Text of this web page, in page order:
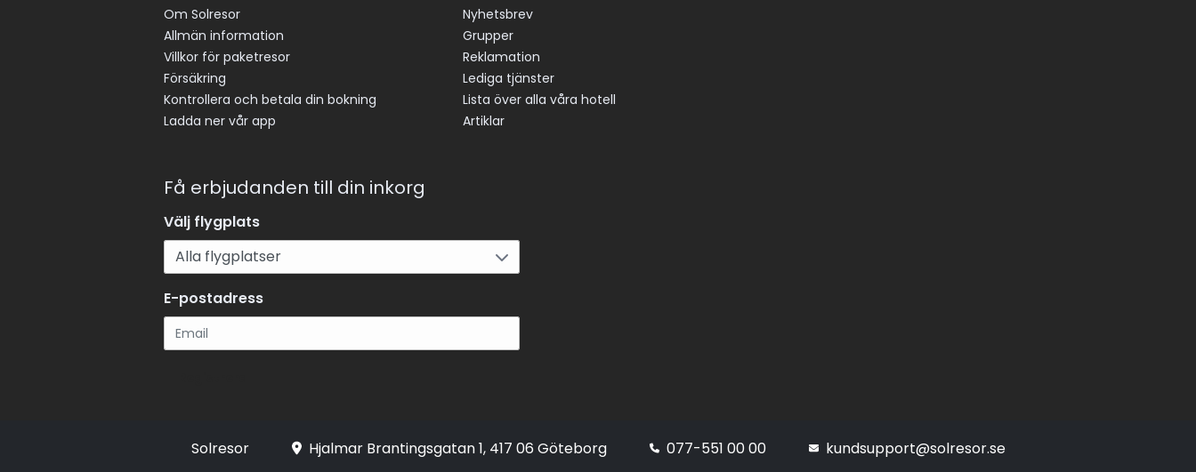
Om Solresor
Allmän information
Villkor för paketresor
Försäkring
Kontrollera och betala din bokning
Ladda ner vår app
Nyhetsbrev
Grupper
Reklamation
Lediga tjänster
Lista över alla våra hotell
Artiklar
Få erbjudanden till din inkorg
Välj flygplats
E-postadress
Solresor Hjalmar Brantingsgatan 1, 417 06 Göteborg 077-551 00 00 kundsupport@solresor.se